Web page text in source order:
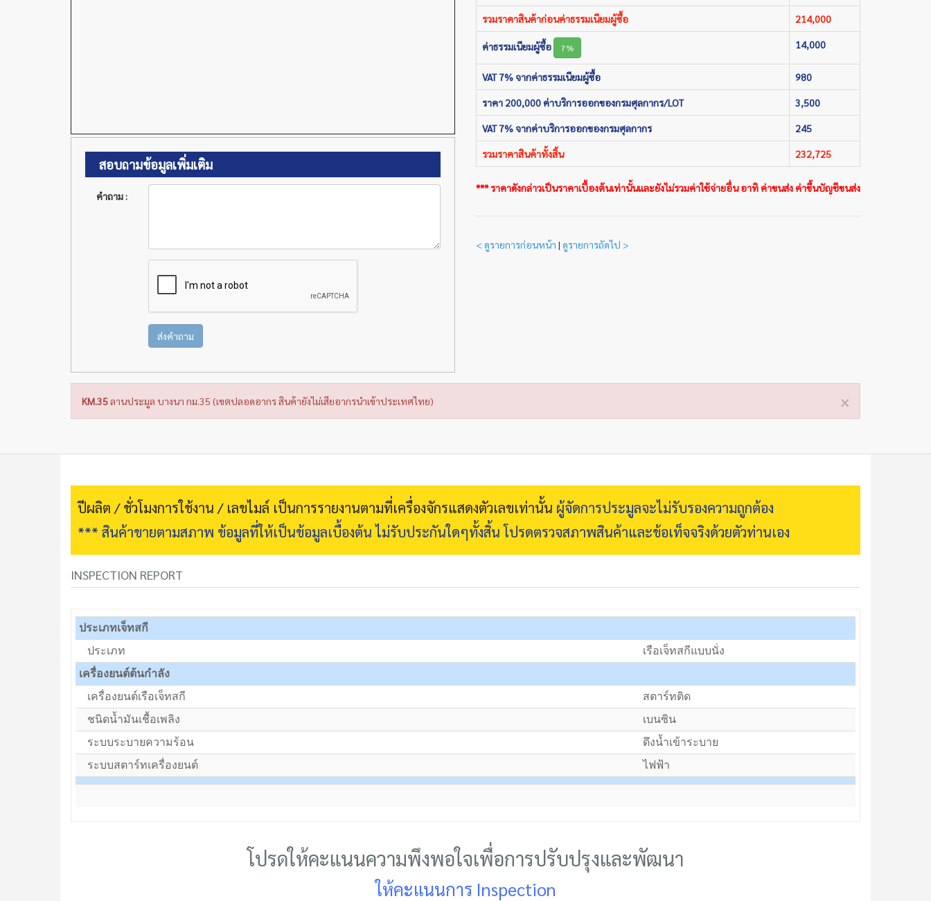
สอบถามข้อมูลเพิ่มเติม
คำถาม :
ส่งคำถาม
รวมราคาสินค้าก่อนค่าธรรมเนียมผู้ซื้อ 214,000
ค่าธรรมเนียมผู้ซื้อ 7% 14,000
VAT 7% จากค่าธรรมเนียมผู้ซื้อ 980
ราคา 200,000 ค่าบริการออกของกรมศุลกากร/LOT 3,500
VAT 7% จากค่าบริการออกของกรมศุลกากร 245
รวมราคาสินค้าทั้งสิ้น 232,725
*** ราคาดังกล่าวเป็นราคาเบื้องต้นเท่านั้นและยังไม่รวมค่าใช้จ่ายอื่น อาทิ ค่าขนส่ง ค่าขึ้นบัญชีขนส่ง
< ดูรายการก่อนหน้า | ดูรายการถัดไป >
×
KM.35ลานประมูล บางนา กม.35 (เขตปลอดอากร สินค้ายังไม่เสียอากรนำเข้าประเทศไทย)
ปีผลิต / ชั่วโมงการใช้งาน / เลขไมล์ เป็นการรายงานตามที่เครื่องจักรแสดงตัวเลขเท่านั้น ผู้จัดการประมูลจะไม่รับรองความถูกต้อง
*** สินค้าขายตามสภาพ ข้อมูลที่ให้เป็นข้อมูลเบื้องต้น ไม่รับประกันใดๆทั้งสิ้น โปรดตรวจสภาพสินค้าและข้อเท็จจริงด้วยตัวท่านเอง
INSPECTION REPORT
ประเภทเจ็ทสกี
ประเภท
เรือเจ็ทสกีแบบนั่ง
เครื่องยนต์ต้นกำลัง
เครื่องยนต์เรือเจ็ทสกี
สตาร์ทติด
ชนิดน้ำมันเชื้อเพลิง
เบนซิน
ระบบระบายความร้อน
ดึงน้ำเข้าระบาย
ระบบสตาร์ทเครื่องยนต์
ไฟฟ้า
โปรดให้คะแนนความพึงพอใจเพื่อการปรับปรุงและพัฒนา
ให้คะแนนการ Inspection